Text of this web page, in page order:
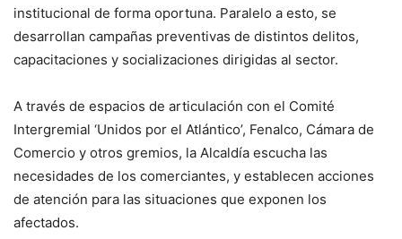
institucional de forma oportuna. Paralelo a esto, se
desarrollan campañas preventivas de distintos delitos,
capacitaciones y socializaciones dirigidas al sector.
A través de espacios de articulación con el Comité
Intergremial ‘Unidos por el Atlántico’, Fenalco, Cámara de
Comercio y otros gremios, la Alcaldía escucha las
necesidades de los comerciantes, y establecen acciones
de atención para las situaciones que exponen los
afectados.